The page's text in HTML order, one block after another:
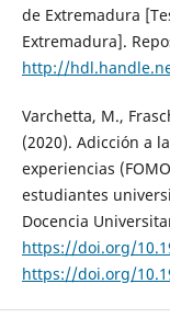
de Extremadura
Extremadura].
http://
Varchetta, M.,
(2020). Adicción a
experiencias
estudiantes
Docencia
https://doi.org/
https://doi.org/